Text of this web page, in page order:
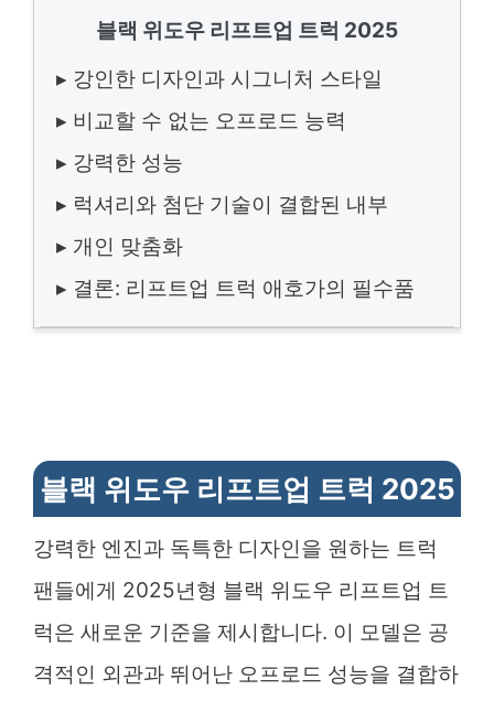
블랙 위도우 리프트업 트럭 2025
▸ 강인한 디자인과 시그니처 스타일
▸ 비교할 수 없는 오프로드 능력
▸ 강력한 성능
▸ 럭셔리와 첨단 기술이 결합된 내부
▸ 개인 맞춤화
▸ 결론: 리프트업 트럭 애호가의 필수품
블랙 위도우 리프트업 트럭 2025
강력한 엔진과 독특한 디자인을 원하는 트럭
팬들에게 2025년형 블랙 위도우 리프트업 트
럭은 새로운 기준을 제시합니다. 이 모델은 공
격적인 외관과 뛰어난 오프로드 성능을 결합하